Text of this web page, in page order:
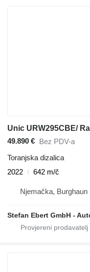
Unic URW295CBE/
49.890 € Bez PDV-a
Toranjska dizalica
2022
642 m/č
Njemačka, Burghaun